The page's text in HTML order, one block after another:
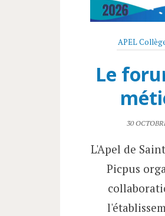
APEL
Le
30
L'Apel de
Picpus